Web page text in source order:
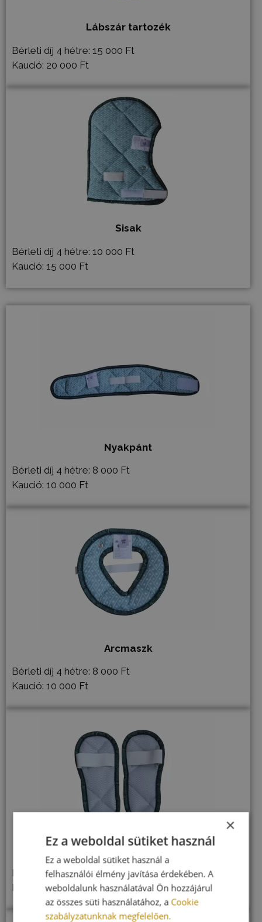
Lábszár tartozék
Bérleti díj 4 hétre: 15 000 Ft
Kaució: 20 000 Ft
Sisak
Bérleti díj 4 hétre: 10 000 Ft
Kaució: 15 000 Ft
Nyakpánt
Bérleti díj 4 hétre: 8 000 Ft
Kaució: 10 000 Ft
Arcmaszk
Bérleti díj 4 hétre: 8 000 Ft
Kaució: 10 000 Ft
Papucs
Bérleti díj 4 hétre: 8 000 Ft
Kaució: 10 000 Ft
×
Ez a weboldal sütiket használ
Ez a weboldal sütiket használ a
felhasználói élmény javítása érdekében. A
weboldalunk használatával Ön hozzájárul
az összes süti használatához, a Cookie
szabályzatunknak megfelelően.